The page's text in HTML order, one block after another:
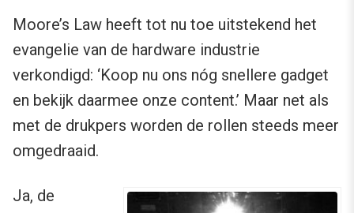
Moore’s Law heeft tot nu toe uitstekend het
evangelie van de hardware industrie
verkondigd: ‘Koop nu ons nóg snellere gadget
en bekijk daarmee onze content.’ Maar net als
met de drukpers worden de rollen steeds meer
omgedraaid.
Ja, de